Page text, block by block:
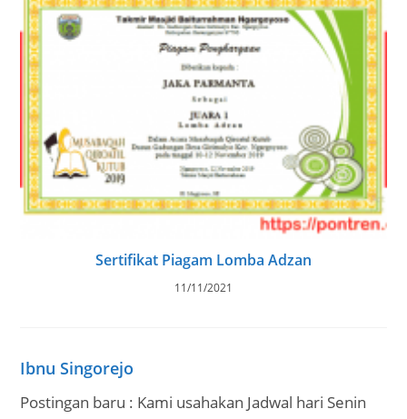
Sertifikat Piagam Lomba Adzan
11/11/2021
Ibnu Singorejo
Postingan baru : Kami usahakan Jadwal hari Senin